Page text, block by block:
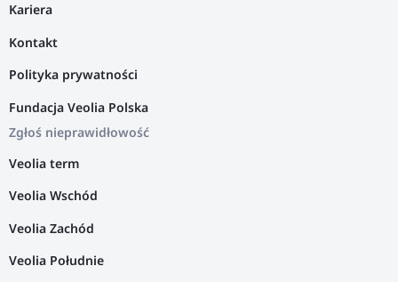
Kariera
Kontakt
Polityka prywatności
Fundacja Veolia Polska
Zgłoś nieprawidłowość
Veolia term
Veolia Wschód
Veolia Zachód
Veolia Południe